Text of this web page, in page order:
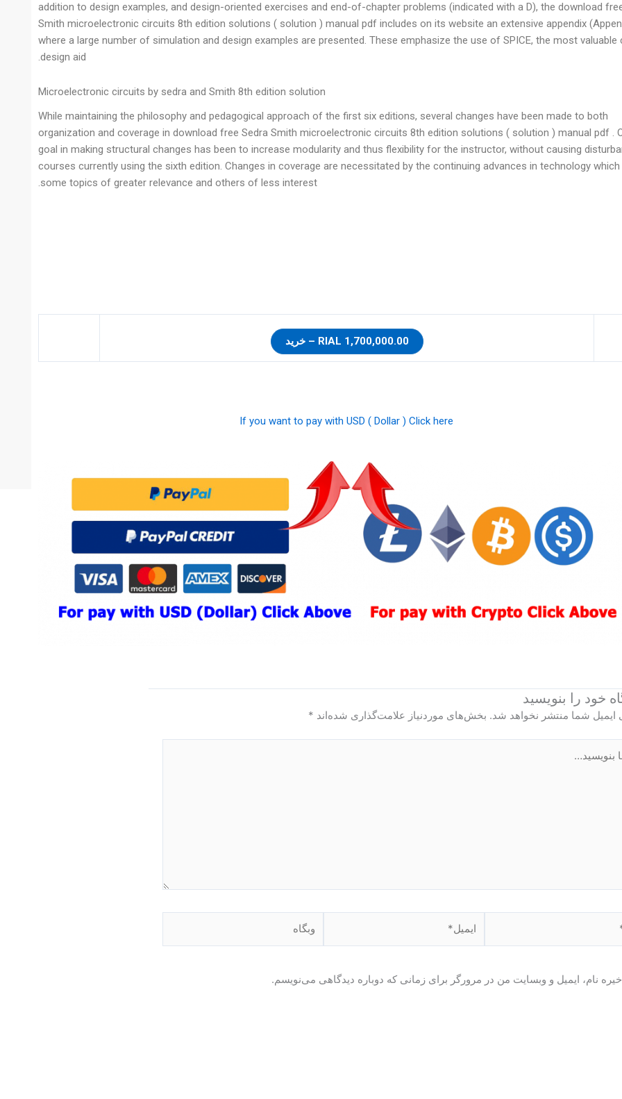
addition to design examples, and design-oriented exercises and end-of-chapter problems (indicated with a D), the download
Smith microelectronic circuits 8th edition solutions ( solution ) manual pdf includes on its website an extensive appendix
where a large number of simulation and design examples are presented. These emphasize the use of SPICE, the most valuable
design aid.
Microelectronic circuits by sedra and Smith 8th edition solution
While maintaining the philosophy and pedagogical approach of the first six editions, several changes have been made to both
organization and coverage in download free Sedra Smith microelectronic circuits 8th edition solutions ( solution ) manual pdf .
goal in making structural changes has been to increase modularity and thus flexibility for the instructor, without causing
courses currently using the sixth edition. Changes in coverage are necessitated by the continuing advances in technology which
some topics of greater relevance and others of less interest.
1,700,000.00 RIAL – خرید
If you want to pay with USD ( Dollar ) Click here
خود را بنویسید
ایمیل شما منتشر نخواهد شد. بخش‌های موردنیاز علامت‌گذاری شده‌اند *
نام، ایمیل و وبسایت من در مرورگر برای زمانی که دوباره دیدگاهی می‌نویسم.